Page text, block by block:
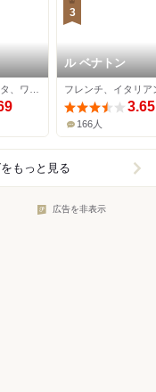
3
ル ベナトン
フレンチ、イタリア
3.65
166人
もっと見る
広告を非表示